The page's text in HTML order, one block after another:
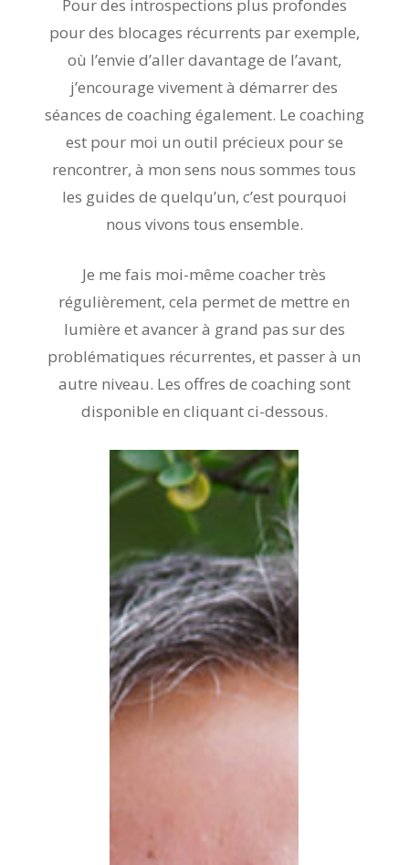
Pour des introspections plus profondes
pour des blocages récurrents par exemple,
où l’envie d’aller davantage de l’avant,
j’encourage vivement à démarrer des
séances de coaching également. Le coaching
est pour moi un outil précieux pour se
rencontrer, à mon sens nous sommes tous
les guides de quelqu’un, c’est pourquoi
nous vivons tous ensemble.
Je me fais moi-même coacher très
régulièrement, cela permet de mettre en
lumière et avancer à grand pas sur des
problématiques récurrentes, et passer à un
autre niveau. Les offres de coaching sont
disponible en cliquant ci-dessous.